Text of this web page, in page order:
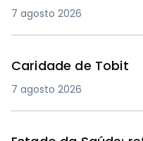
7 agosto 2026
Caridade de Tobit
7 agosto 2026